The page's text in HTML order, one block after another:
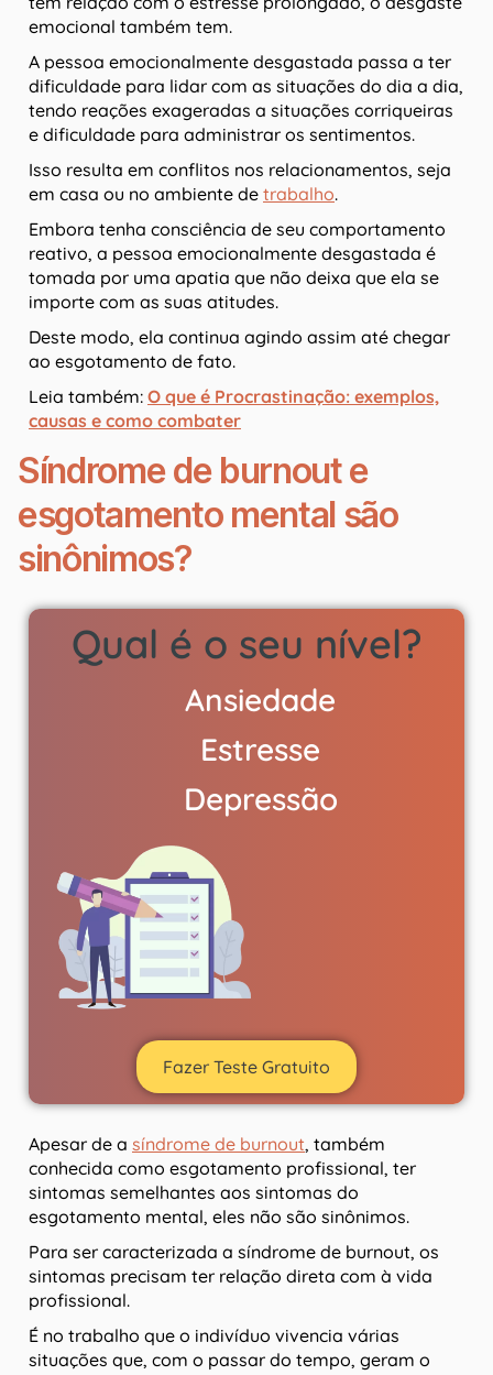
emocional também tem.
A pessoa emocionalmente desgastada passa a ter
dificuldade para lidar com as situações do dia a dia,
tendo reações exageradas a situações corriqueiras
e dificuldade para administrar os sentimentos.
Isso resulta em conflitos nos relacionamentos, seja
em casa ou no ambiente de trabalho.
Embora tenha consciência de seu comportamento
reativo, a pessoa emocionalmente desgastada é
tomada por uma apatia que não deixa que ela se
importe com as suas atitudes.
Deste modo, ela continua agindo assim até chegar
ao esgotamento de fato.
Leia também: O que é Procrastinação: exemplos,
causas e como combater
Síndrome de burnout e
esgotamento mental são
sinônimos?
Qual é o seu nível?
Ansiedade
Estresse
Depressão
Fazer Teste Gratuito
Apesar de a síndrome de burnout, também
conhecida como esgotamento profissional, ter
sintomas semelhantes aos sintomas do
esgotamento mental, eles não são sinônimos.
Para ser caracterizada a síndrome de burnout, os
sintomas precisam ter relação direta com à vida
profissional.
É no trabalho que o indivíduo vivencia várias
situações que, com o passar do tempo, geram o